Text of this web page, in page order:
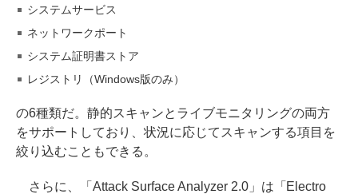
システムサービス
ネットワークポート
システム証明書ストア
レジストリ（Windows版のみ）
の6種類だ。静的スキャンとライブモニタリングの両方
をサポートしており、状況に応じてスキャンする項目を
絞り込むこともできる。
さらに、「Attack Surface Analyzer 2.0」は「Electro